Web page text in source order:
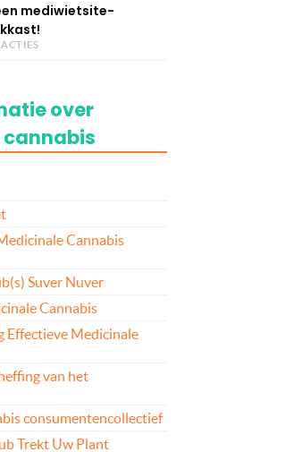
mediwietsite-
over
Cannabis
Suver Nuver
Cannabis
Effectieve Medicinale
van het
consumentencollectief
Trekt Uw Plant